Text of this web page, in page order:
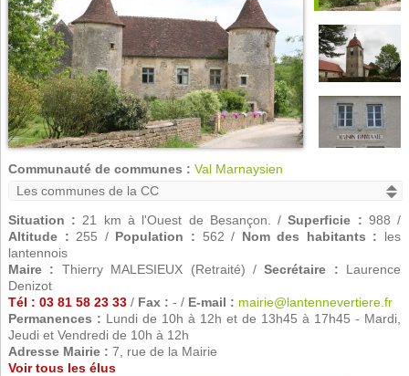
Communauté de communes : Val Marnaysien
Situation : 21 km à l'Ouest de Besançon. /Superficie : 988 /
Altitude : 255 / Population : 562 / Nom des habitants : les
lantennois
Maire : Thierry MALESIEUX (Retraité) /Secrétaire : Laurence
Denizot
Tél : 03 81 58 23 33/ Fax : - / E-mail : mairie@lantennevertiere.fr
Permanences : Lundi de 10h à 12h et de 13h45 à 17h45 - Mardi,
Jeudi et Vendredi de 10h à 12h
Adresse Mairie : 7, rue de la Mairie
Voir tous les élus